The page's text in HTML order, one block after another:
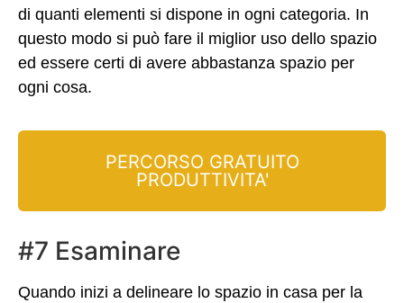
di quanti elementi si dispone in ogni categoria. In
questo modo si può fare il miglior uso dello spazio
ed essere certi di avere abbastanza spazio per
ogni cosa.
PERCORSO GRATUITO
PRODUTTIVITA'
#7 Esaminare
Quando inizi a delineare lo spazio in casa per la